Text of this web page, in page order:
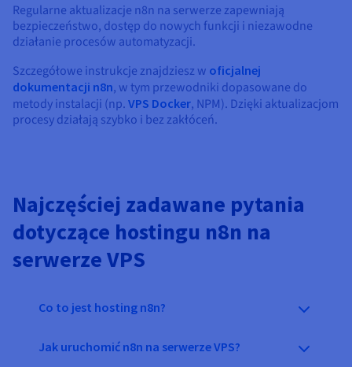
Regularne aktualizacje n8n na serwerze zapewniają
bezpieczeństwo, dostęp do nowych funkcji i niezawodne
działanie procesów automatyzacji.
Szczegółowe instrukcje znajdziesz w oficjalnej
dokumentacji n8n, w tym przewodniki dopasowane do
metody instalacji (np. VPS Docker, NPM). Dzięki aktualizacjom
procesy działają szybko i bez zakłóceń.
Najczęściej zadawane pytania
dotyczące hostingu n8n na
serwerze VPS
Co to jest hosting n8n?
Jak uruchomić n8n na serwerze VPS?